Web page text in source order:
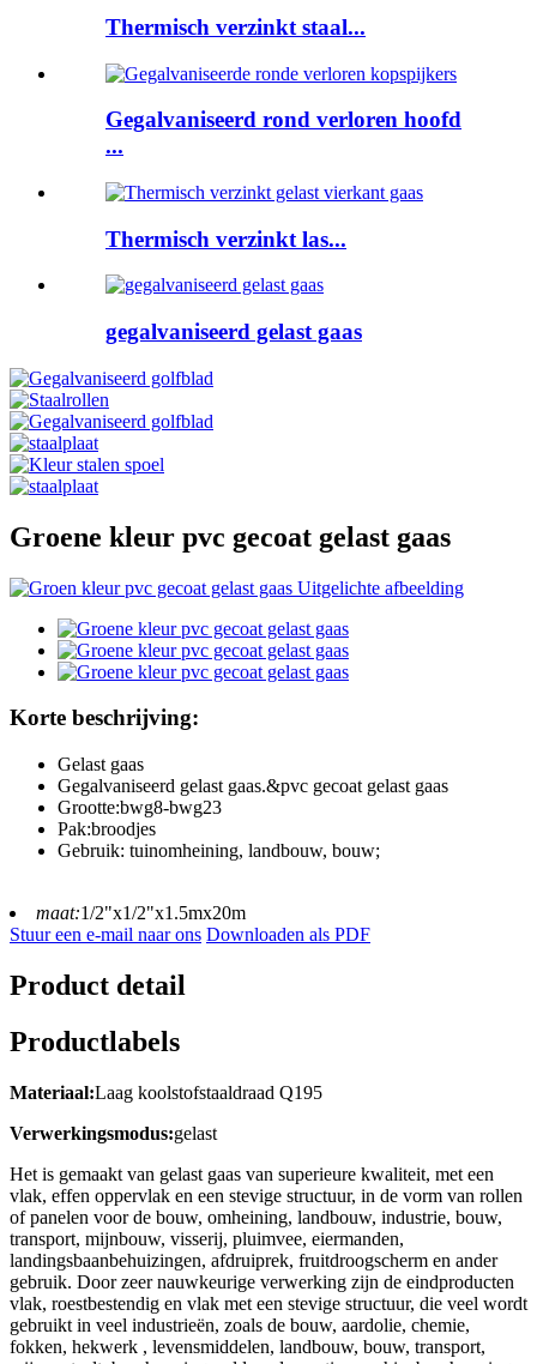
Thermisch verzinkt staal...
Gegalvaniseerd rond verloren hoofd
...
Thermisch verzinkt las...
gegalvaniseerd gelast gaas
Groene kleur pvc gecoat gelast gaas
Korte beschrijving:
Gelast gaas
Gegalvaniseerd gelast gaas.&pvc gecoat gelast gaas
Grootte:bwg8-bwg23
Pak:broodjes
Gebruik: tuinomheining, landbouw, bouw;
maat:1/2"x1/2"x1.5mx20m
Stuur een e-mail naar ons Downloaden als PDF
Product detail
Productlabels
Materiaal:Laag koolstofstaaldraad Q195
Verwerkingsmodus:gelast
Het is gemaakt van gelast gaas van superieure kwaliteit, met een
vlak, effen oppervlak en een stevige structuur, in de vorm van rollen
of panelen voor de bouw, omheining, landbouw, industrie, bouw,
transport, mijnbouw, visserij, pluimvee, eiermanden,
landingsbaanbehuizingen, afdruiprek, fruitdroogscherm en ander
gebruik. Door zeer nauwkeurige verwerking zijn de eindproducten
vlak, roestbestendig en vlak met een stevige structuur, die veel wordt
gebruikt in veel industrieën, zoals de bouw, aardolie, chemie,
fokken, hekwerk , levensmiddelen, landbouw, bouw, transport,